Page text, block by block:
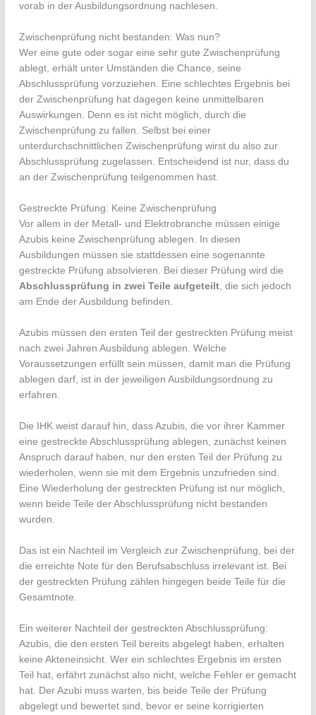
vorab in der Ausbildungsordnung nachlesen.
Zwischenprüfung nicht bestanden: Was nun?
Wer eine gute oder sogar eine sehr gute Zwischenprüfung
ablegt, erhält unter Umständen die Chance, seine
Abschlussprüfung vorzuziehen. Eine schlechtes Ergebnis bei
der Zwischenprüfung hat dagegen keine unmittelbaren
Auswirkungen. Denn es ist nicht möglich, durch die
Zwischenprüfung zu fallen. Selbst bei einer
unterdurchschnittlichen Zwischenprüfung wirst du also zur
Abschlussprüfung zugelassen. Entscheidend ist nur, dass du
an der Zwischenprüfung teilgenommen hast.
Gestreckte Prüfung: Keine Zwischenprüfung
Vor allem in der Metall- und Elektrobranche müssen einige
Azubis keine Zwischenprüfung ablegen. In diesen
Ausbildungen müssen sie stattdessen eine sogenannte
gestreckte Prüfung absolvieren. Bei dieser Prüfung wird die
Abschlussprüfung in zwei Teile aufgeteilt, die sich jedoch
am Ende der Ausbildung befinden.
Azubis müssen den ersten Teil der gestreckten Prüfung meist
nach zwei Jahren Ausbildung ablegen. Welche
Voraussetzungen erfüllt sein müssen, damit man die Prüfung
ablegen darf, ist in der jeweiligen Ausbildungsordnung zu
erfahren.
Die IHK weist darauf hin, dass Azubis, die vor ihrer Kammer
eine gestreckte Abschlussprüfung ablegen, zunächst keinen
Anspruch darauf haben, nur den ersten Teil der Prüfung zu
wiederholen, wenn sie mit dem Ergebnis unzufrieden sind.
Eine Wiederholung der gestreckten Prüfung ist nur möglich,
wenn beide Teile der Abschlussprüfung nicht bestanden
wurden.
Das ist ein Nachteil im Vergleich zur Zwischenprüfung, bei der
die erreichte Note für den Berufsabschluss irrelevant ist. Bei
der gestreckten Prüfung zählen hingegen beide Teile für die
Gesamtnote.
Ein weiterer Nachteil der gestreckten Abschlussprüfung:
Azubis, die den ersten Teil bereits abgelegt haben, erhalten
keine Akteneinsicht. Wer ein schlechtes Ergebnis im ersten
Teil hat, erfährt zunächst also nicht, welche Fehler er gemacht
hat. Der Azubi muss warten, bis beide Teile der Prüfung
abgelegt und bewertet sind, bevor er seine korrigierten